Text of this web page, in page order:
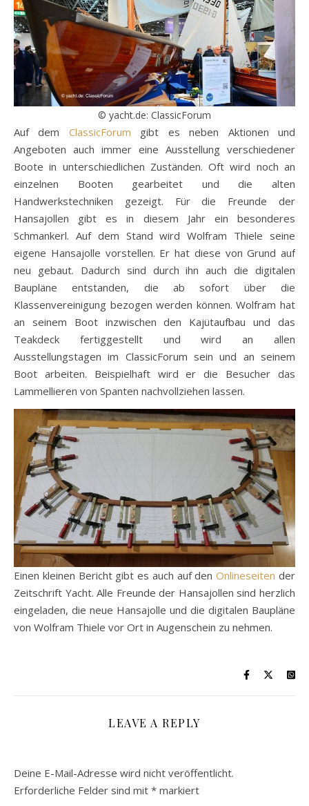
© yacht.de: ClassicForum
Auf dem ClassicForum gibt es neben Aktionen und
Angeboten auch immer eine Ausstellung verschiedener
Boote in unterschiedlichen Zuständen. Oft wird noch an
einzelnen Booten gearbeitet und die alten
Handwerkstechniken gezeigt. Für die Freunde der
Hansajollen gibt es in diesem Jahr ein besonderes
Schmankerl. Auf dem Stand wird Wolfram Thiele seine
eigene Hansajolle vorstellen. Er hat diese von Grund auf
neu gebaut. Dadurch sind durch ihn auch die digitalen
Baupläne entstanden, die ab sofort über die
Klassenvereinigung bezogen werden können. Wolfram hat
an seinem Boot inzwischen den Kajütaufbau und das
Teakdeck fertiggestellt und wird an allen
Ausstellungstagen im ClassicForum sein und an seinem
Boot arbeiten. Beispielhaft wird er die Besucher das
Lammellieren von Spanten nachvollziehen lassen.
Einen kleinen Bericht gibt es auch auf denOnlineseiten der
Zeitschrift Yacht. Alle Freunde der Hansajollen sind herzlich
eingeladen, die neue Hansajolle und die digitalen Baupläne
von Wolfram Thiele vor Ort in Augenschein zu nehmen.
LEAVE A REPLY
Deine E-Mail-Adresse wird nicht veröffentlicht.
Erforderliche Felder sind mit * markiert